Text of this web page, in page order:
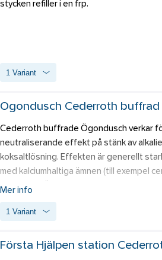
stycken refiller i en frp.
1 Variant
Ögondusch Cederroth
Cederroth buffrade Ögondusch verkar
neutraliserande effekt på stänk av
koksaltlösning. Effekten är generellt
med kalciumhaltiga ämnen (till exempel
Cederroth Ögondusch eftersom den är
Hållbarhetstid på hela 4,5 år.
Mer info
1 Variant
Första Hjälpen station